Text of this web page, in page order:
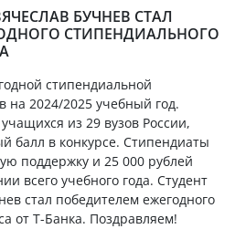
БУЧНЕВ СТАЛ
СТИПЕНДИАЛЬНОГО
стипендиальной
на 2024/2025 учебный год.
из 29 вузов России,
балл в конкурсе. Стипендиаты
поддержку и 25 000 рублей
всего учебного года. Студент
стал победителем ежегодного
от Т-Банка. Поздравляем!